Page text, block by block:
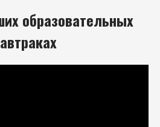
образовательных